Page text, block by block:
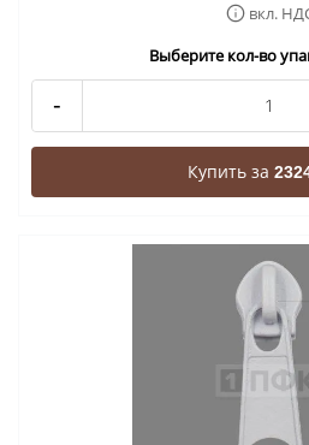
вкл.
Выберите кол-во
-
Купить за